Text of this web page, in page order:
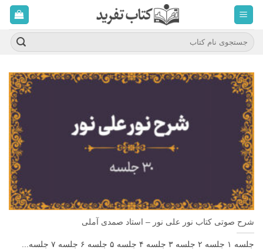
محتوا
برویدجستجو
برای:
شرح صوتی کتاب نور علی نور – استاد صمدی آملی
جلسه ۱ جلسه ۲ جلسه ۳ جلسه ۴ جلسه ۵ جلسه ۶ جلسه ۷ جلسه...